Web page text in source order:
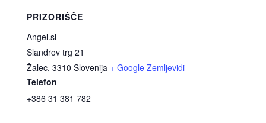
PRIZORIŠČE
Angel.si
Šlandrov trg 21
Žalec, 3310 Slovenija + Google Zemljevidi
Telefon
+386 31 381 782